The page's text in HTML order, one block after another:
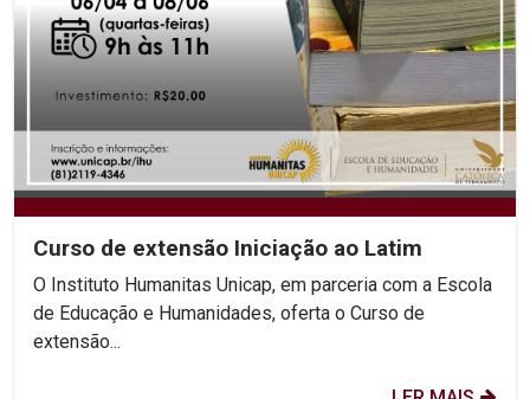
Curso de extensão Iniciação ao Latim
O Instituto Humanitas Unicap, em parceria com a Escola
de Educação e Humanidades, oferta o Curso de
extensão...